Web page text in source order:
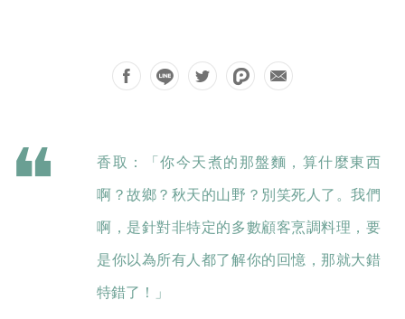
香取：「你今天煮的那盤麵，算什麼東西
啊？故鄉？秋天的山野？別笑死人了。我們
啊，是針對非特定的多數顧客烹調料理，要
是你以為所有人都了解你的回憶，那就大錯
特錯了！」